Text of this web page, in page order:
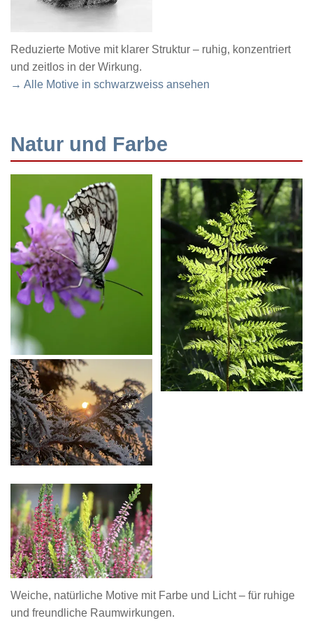
Reduzierte Motive mit klarer Struktur – ruhig, konzentriert
und zeitlos in der Wirkung.
→ Alle Motive in schwarzweiss ansehen
Natur und Farbe
Weiche, natürliche Motive mit Farbe und Licht – für ruhige
und freundliche Raumwirkungen.